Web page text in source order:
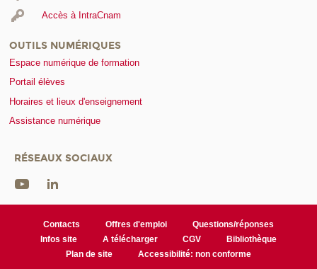
Accès à IntraCnam
OUTILS NUMÉRIQUES
Espace numérique de formation
Portail élèves
Horaires et lieux d'enseignement
Assistance numérique
RÉSEAUX SOCIAUX
Contacts Offres d'emploi
Questions/réponses
Infos site
A télécharger CGV
Bibliothèque
Plan de site
Accessibilité: non conforme